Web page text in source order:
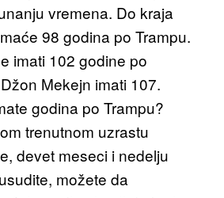
vremena. Do kraja
98 godina po Trampu.
imati 102 godine po
Mekejn imati 107.
godina po Trampu?
trenutnom uzrastu
devet meseci i nedelju
možete da